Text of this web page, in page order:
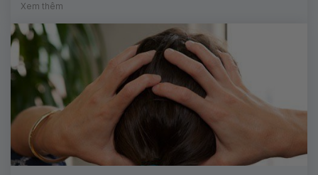
Xem thêm